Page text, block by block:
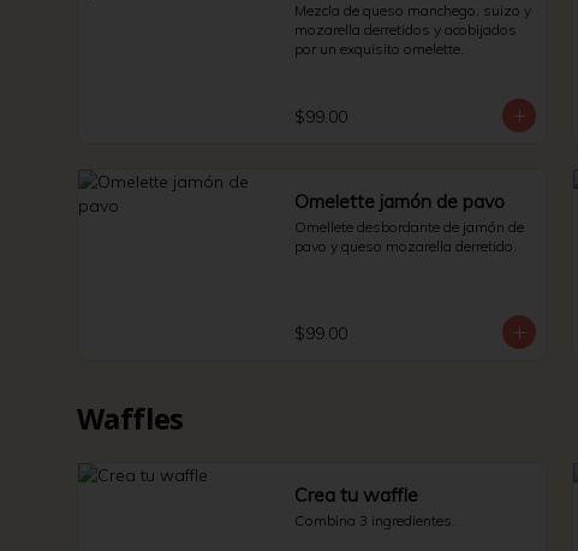
Mezcla de queso manchego, suizo y
mozarella derretidos y acobijados
por un exquisito omelette.
$99.00
Omelette jamón de pavo
Omellete desbordante de jamón de
pavo y queso mozarella derretido.
$99.00
Waffles
Crea tu waffle
Combina 3 ingredientes.